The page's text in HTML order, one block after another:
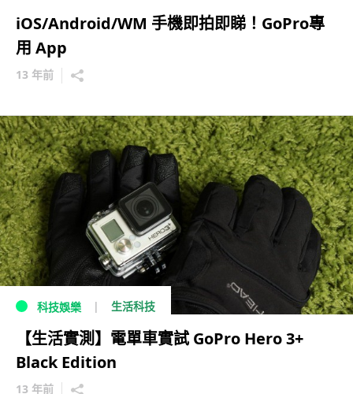
iOS/Android/WM 手機即拍即睇！GoPro專
用 App
13 年前
科技娛樂 生活科技
【生活實測】電單車實試 GoPro Hero 3+
Black Edition
13 年前